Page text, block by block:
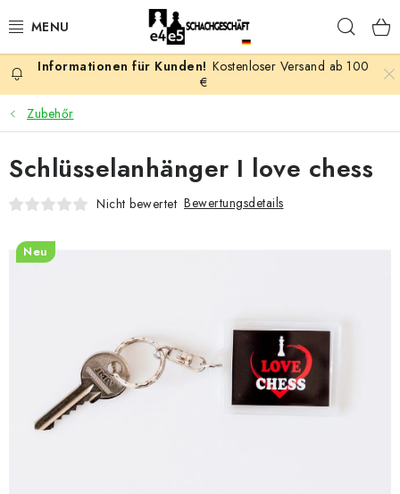
Inhalt
AKTION
SCHACHSPIELE
SCHACHFIGUREN
SCHACHBRETTER
SCHACHUHREN
SCHACH-ANTIQUITÄTENLADEN
SCHACH ONLINE
Kostenloser Versand ab 100
€
Zubehőr
Schlüsselanhänger I love chess
Nicht bewertet Bewertungsdetails
Neu